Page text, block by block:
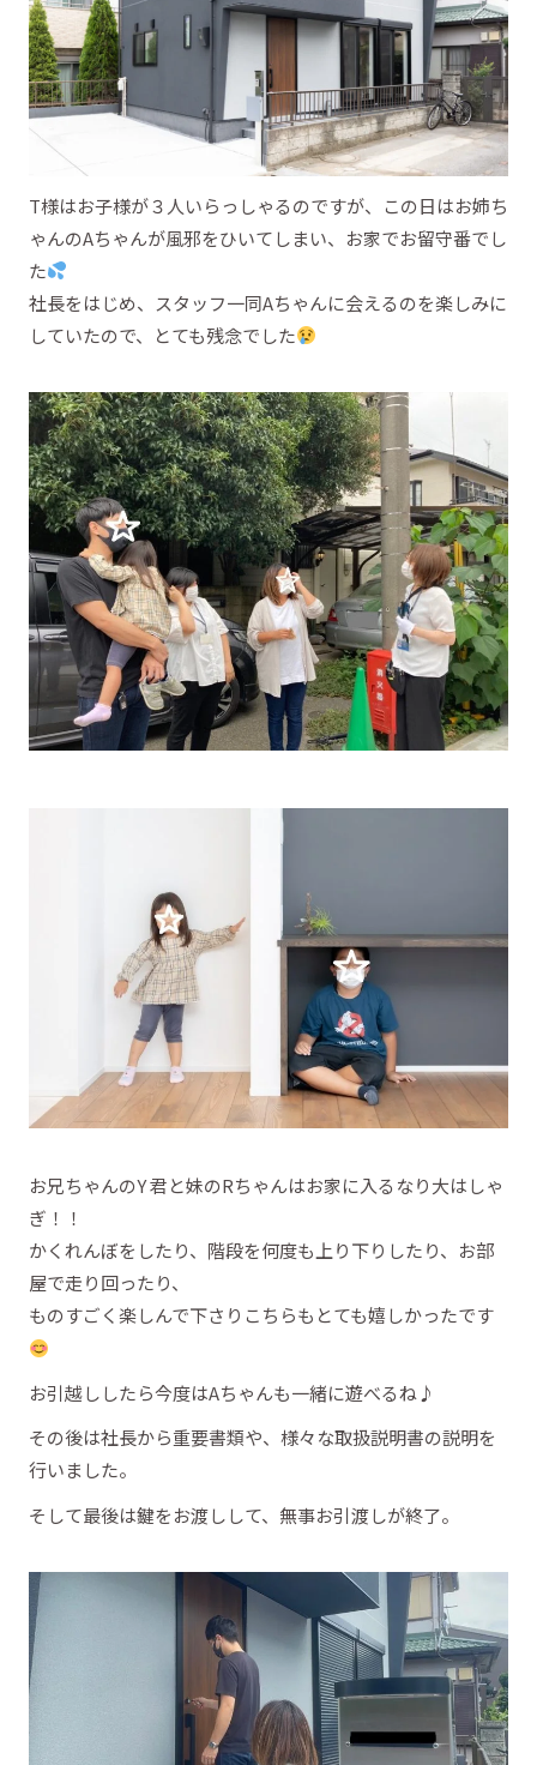
T様はお子様が３人いらっしゃるのですが、この日はお姉ち
ゃんのAちゃんが風邪をひいてしまい、お家でお留守番でし
た
社長をはじめ、スタッフ一同Aちゃんに会えるのを楽しみに
していたので、とても残念でした
お兄ちゃんのY 君と妹のRちゃんはお家に入るなり大はしゃ
ぎ！！
かくれんぼをしたり、階段を何度も上り下りしたり、お部
屋で走り回ったり、
ものすごく楽しんで下さりこちらもとても嬉しかったです
お引越ししたら今度はAちゃんも一緒に遊べるね♪
その後は社長から重要書類や、様々な取扱説明書の説明を
行いました。
そして最後は鍵をお渡しして、無事お引渡しが終了。